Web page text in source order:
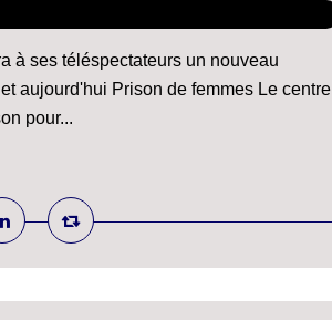
à ses téléspectateurs un nouveau
aujourd'hui Prison de femmes Le centre
pour...